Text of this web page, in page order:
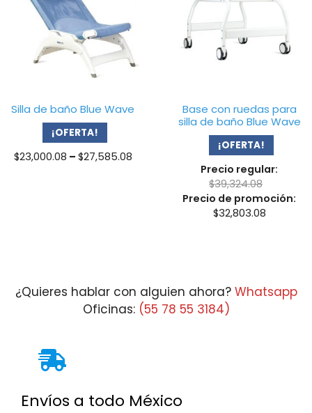
Silla de baño Blue Wave
¡OFERTA!
$23,000.08 – $27,585.08Price
Base con ruedas para
silla de baño Blue Wave
¡OFERTA!
Precio regular:
$39,324.08
Precio de promoción:
$32,803.08
¿Quieres hablar con alguien ahora? Whatsapp
Oficinas: (55 78 55 3184)
Envíos a todo México